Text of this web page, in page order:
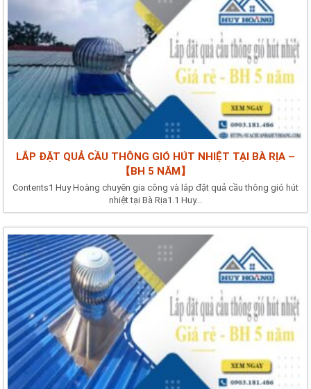
LẮP ĐẶT QUẢ CẦU THÔNG GIÓ HÚT NHIỆT TẠI BÀ RỊA –
【BH 5 NĂM】
Contents1 Huy Hoàng chuyên gia công và lắp đặt quả cầu thông gió hút
nhiệt tại Bà Rịa1.1 Huy...